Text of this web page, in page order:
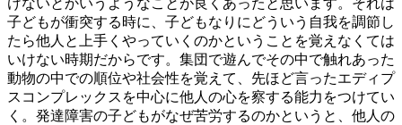
けないとかいうようなことが良くあったと思います。それは
子どもが衝突する時に、子どもなりにどういう自我を調節し
たら他人と上手くやっていくのかということを覚えなくては
いけない時期だからです。集団で遊んでその中で触れあった
動物の中での順位や社会性を覚えて、先ほど言ったエディプ
スコンプレックスを中心に他人の心を察する能力をつけてい
く。発達障害の子どもがなぜ苦労するのかというと、他人の